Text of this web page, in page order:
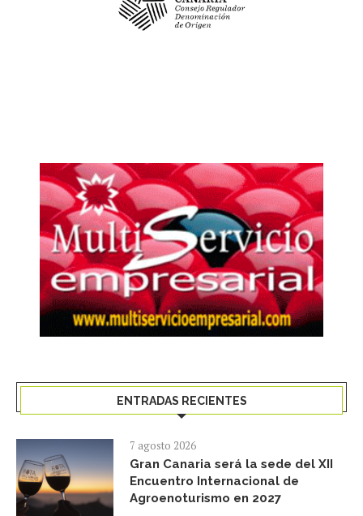
ENTRADAS RECIENTES
7 agosto 2026
Gran Canaria será la sede del XII
Encuentro Internacional de
Agroenoturismo en 2027